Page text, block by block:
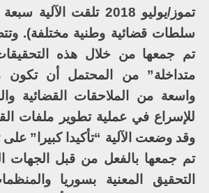
تموز/يوليو 2018 تلقت
سلطات قضائية وطنية مختلفة).
تم جمعها من خلال هذه
متداخلة” من المحتمل أن تكون
واسعة من الملاحقات القضائية
للإسراع في عملية تطوير ملفات
وقد وضعت الآلية “تأكيدا كبيرا” على
تم جمعها بالفعل من قبل الجهات
التحقيق المعنية بسوريا